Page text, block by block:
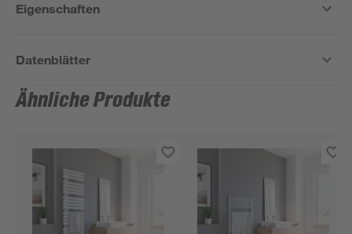
Eigenschaften
Datenblätter
Ähnliche Produkte